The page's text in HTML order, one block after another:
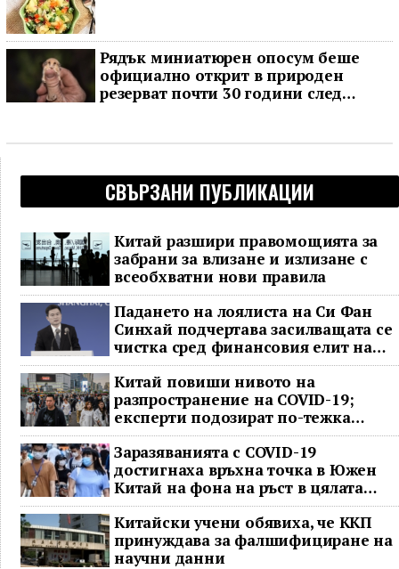
Рядък миниатюрен опосум беше
официално открит в природен
резерват почти 30 години след
СВЪРЗАНИ ПУБЛИКАЦИИ
Китай разшири правомощията за
забрани за влизане и излизане с
всеобхватни нови правила
Падането на лоялиста на Си Фан
Синхай подчертава засилващата се
чистка сред финансовия елит на
Китай
Китай повиши нивото на
разпространение на COVID-19;
експерти подозират по-тежка
ситуация
Заразяванията с COVID-19
достигнаха връхна точка в Южен
Китай на фона на ръст в цялата
страна
Китайски учени обявиха, че ККП
принуждава за фалшифициране на
научни данни